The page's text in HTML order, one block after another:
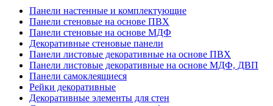
Панели настенные и комплектующие
Панели стеновые на основе ПВХ
Панели стеновые на основе МДФ
Декоративные стеновые панели
Панели листовые декоративные на основе ПВХ
Панели листовые декоративные на основе МДФ, ДВП
Панели самоклеящиеся
Рейки декоративные
Декоративные элементы для стен